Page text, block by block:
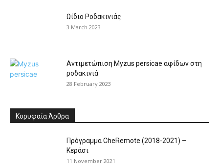
Ωίδιο Ροδακινιάς
3 March 2023
Αντιμετώπιση Myzus persicae αφίδων στη
ροδακινιά
28 February 2023
Κορυφαία Άρθρα
Πρόγραμμα CheRemote (2018-2021) –
Κεράσι
11 November 2021